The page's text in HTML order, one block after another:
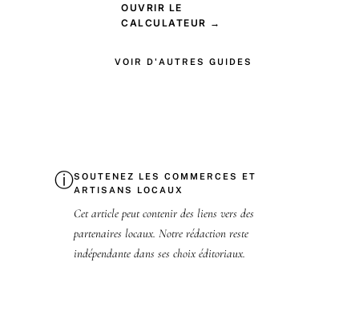
OUVRIR LE
CALCULATEUR →
VOIR D'AUTRES GUIDES
ⓘSOUTENEZ LES COMMERCES ET
ARTISANS LOCAUX
Cet article peut contenir des liens vers des
partenaires locaux. Notre rédaction reste
indépendante dans ses choix éditoriaux.